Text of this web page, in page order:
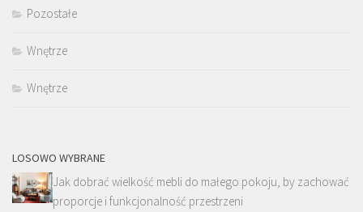
Pozostałe
Wnętrze
Wnętrze
LOSOWO WYBRANE
Jak dobrać wielkość mebli do małego pokoju, by zachować
proporcje i funkcjonalność przestrzeni